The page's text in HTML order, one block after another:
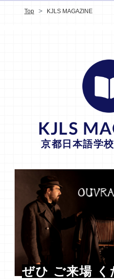
Top KJLS MAGAZINE
KJLS
京都日本語学
ぜひ ご来場 く